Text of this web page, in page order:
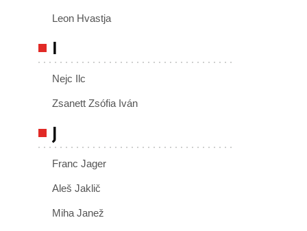
Leon Hvastja
I
Nejc Ilc
Zsanett Zsófia Iván
J
Franc Jager
Aleš Jaklič
Miha Janež